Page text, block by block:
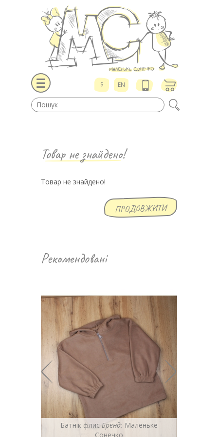
EN
$
Товар не знайдено!
Товар не знайдено!
ПРОДОВЖИТИ
Рекомендовані
Батнік флис Бренд: Маленьке
Сонечко